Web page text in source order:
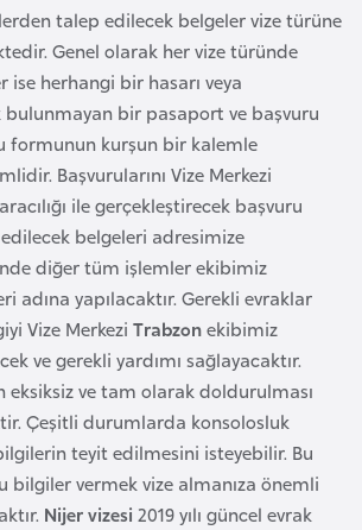
talep edilecek belgeler vize türüne
Genel olarak her vize türünde
herhangi bir hasarı veya
bulunmayan bir pasaport ve başvuru
formunun kurşun bir kalemle
Başvurularını Vize Merkezi
ile gerçekleştirecek başvuru
belgeleri adresimize
diğer tüm işlemler ekibimiz
adına yapılacaktır. Gerekli evraklar
Vize Merkezi Trabzonekibimiz
ve gerekli yardımı sağlayacaktır.
eksiksiz ve tam olarak doldurulması
Çeşitli durumlarda konsolosluk
teyit edilmesini isteyebilir. Bu
vermek vize almanıza önemli
Nijer vizesi 2019 yılı güncel evrak